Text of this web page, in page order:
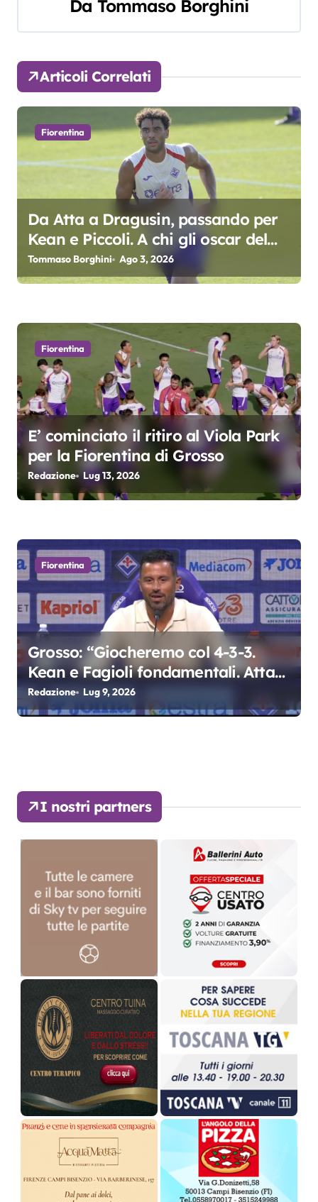
a
z
i
n
a
c
l
i
Da Tommaso Borghini
Articoli Correlati
Fiorentina
Da Atta a Dragusin, passando per
Kean e Piccoli. A chi gli oscar del
precampionato?
Tommaso Borghini Ago 3, 2026
Fiorentina
E’ cominciato il ritiro al Viola Park
per la Fiorentina di Grosso
Redazione Lug 13, 2026
Fiorentina
Grosso: “Giocheremo col 4-3-3.
Kean e Fagioli fondamentali. Atta
grande colpo”
Redazione Lug 9, 2026
I nostri partners